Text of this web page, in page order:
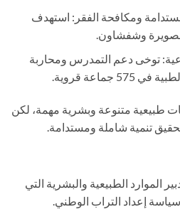
ومكافحة الفقر: استهدف
وشفشاون.
توخى دعم التمدرس ومحاربة
جماعة قروية.
طبيعية متنوعة وبشرية مهمة، لكن
تنمية شاملة ومستدامة.
الموارد الطبيعية والبشرية التي
إعداد التراب الوطني.